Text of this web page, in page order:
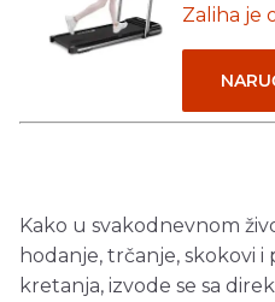
Zaliha je
Kako u svakodnevnom
hodanje, trčanje, skokovi
kretanja, izvode se sa